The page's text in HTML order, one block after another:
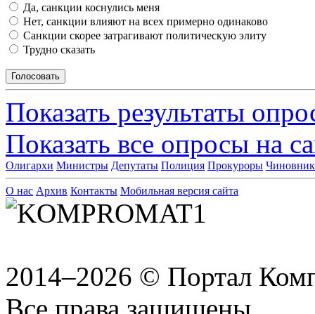
Да, санкции коснулись меня
Нет, санкции влияют на всех примерно одинаково
Санкции скорее затрагивают политическую элиту
Трудно сказать
Показать результаты
Показать все опросы на
Олигархи Министры Депутаты Полиция Прокуроры
О нас Архив Контакты Мобильная версия сайта
2014–2026 © Портал
Все права защищены.